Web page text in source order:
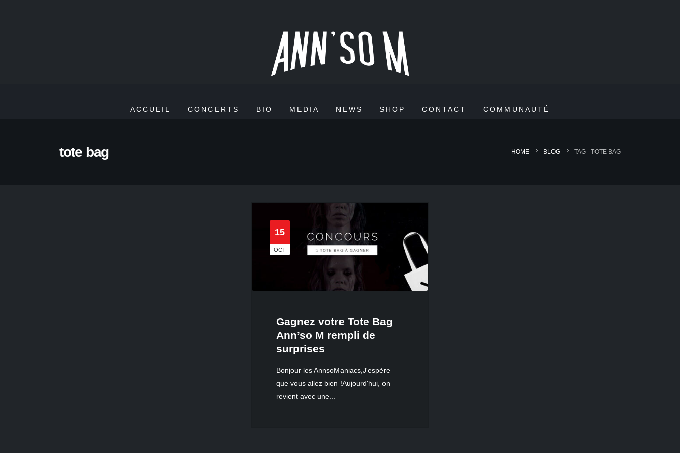
ACCUEIL CONCERTS BIO MEDIA NEWS SHOP CONTACT COMMUNAUTÉ
tote bag HOME BLOG TAG - TOTE BAG
15
OCT
Gagnez votre Tote Bag
Ann’so M rempli de
surprises
Bonjour les AnnsoManiacs,J'espère
que vous allez bien !Aujourd'hui, on
revient avec une...